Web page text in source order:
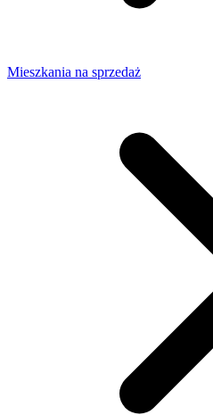
Mieszkania na sprzedaż